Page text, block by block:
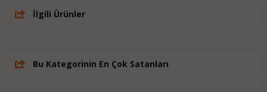
İlgili Ürünler
Bu Kategorinin En Çok Satanları